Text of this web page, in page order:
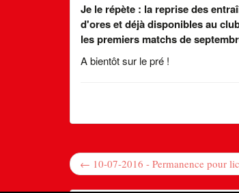
Je le répète : la reprise des
d'ores et déjà disponibles au
les premiers matchs de
A bientôt sur le pré !
← 10-07-2016 - Permanence pour